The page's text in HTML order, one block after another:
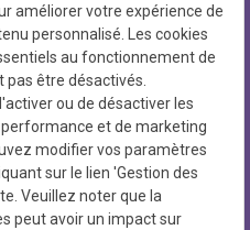
de Bretonvilliers
26 62 67
améliorer votre expérience de
personnalisé. Les cookies
au fonctionnement de
pas être désactivés.
ou de désactiver les
et de marketing
modifier vos paramètres
sur le lien 'Gestion des
Veuillez noter que la
peut avoir un impact sur